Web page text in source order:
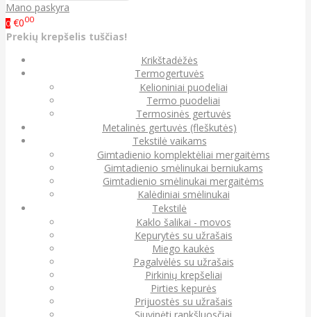
Mano paskyra
0 €000
Prekių krepšelis tuščias!
Krikštadėžės
Termogertuvės
Kelioniniai puodeliai
Termo puodeliai
Termosinės gertuvės
Metalinės gertuvės (fleškutės)
Tekstilė vaikams
Gimtadienio komplektėliai mergaitėms
Gimtadienio smėlinukai berniukams
Gimtadienio smėlinukai mergaitėms
Kalėdiniai smėlinukai
Tekstilė
Kaklo šalikai - movos
Kepurytės su užrašais
Miego kaukės
Pagalvėlės su užrašais
Pirkinių krepšeliai
Pirties kepurės
Prijuostės su užrašais
Siuvinėti rankšluosčiai